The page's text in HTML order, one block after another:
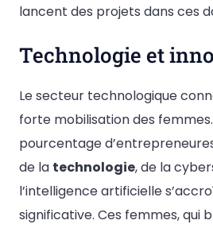
lancent des projets dans ces
Technologie et
Le secteur technologique
forte mobilisation des femmes.
pourcentage
de la technologie, de la
l’intelligence artificielle
significative. Ces femmes, qui